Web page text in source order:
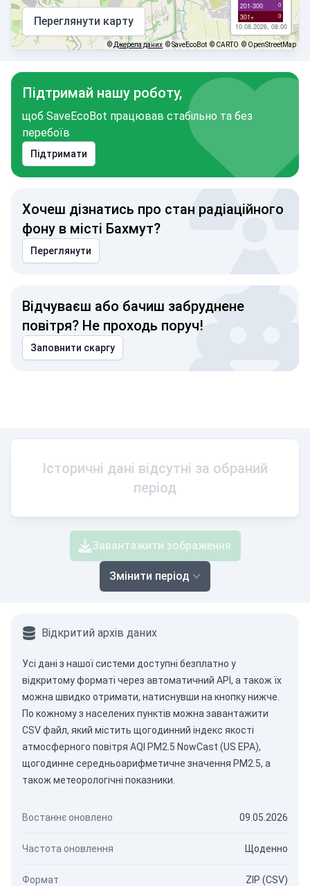
201-300 0
301+ 0
10.08.2026, 08:00
Переглянути карту
© Джерела даних © SaveEcoBot © CARTO © OpenStreetMap
Підтримай нашу роботу,
щоб SaveEcoBot працював стабільно та без
перебоїв
Підтримати
Хочеш дізнатись про стан радіаційного
фону в місті Бахмут?
Переглянути
Відчуваєш або бачиш забруднене
повітря? Не проходь поруч!
Заповнити скаргу
Історичні дані відсутні за обраний
період
Завантажити зображення
Змінити період
Відкритий архів даних
Усі дані з нашої системи доступні безплатно у
відкритому форматі через автоматичний API , а також їх
можна швидко отримати, натиснувши на кнопку нижче.
По кожному з населених пунктів можна завантажити
CSV файл, який містить щогодинний індекс якості
атмосферного повітря AQI PM2.5 NowCast (US EPA),
щогодинне середньоарифметичне значення PM2.5, а
також метеорологічні показники.
Востаннє оновлено 09.05.2026
Частота оновлення Щоденно
Формат ZIP (CSV)